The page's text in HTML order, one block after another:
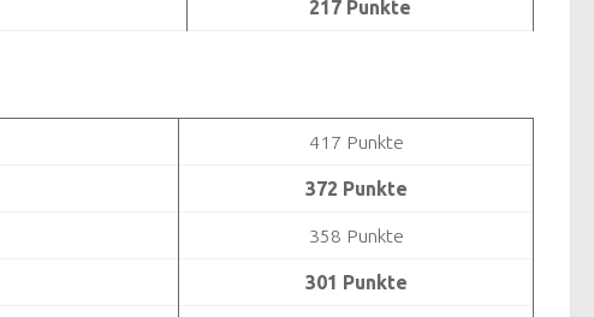
217 Punkte
417 Punkte
372 Punkte
358 Punkte
301 Punkte